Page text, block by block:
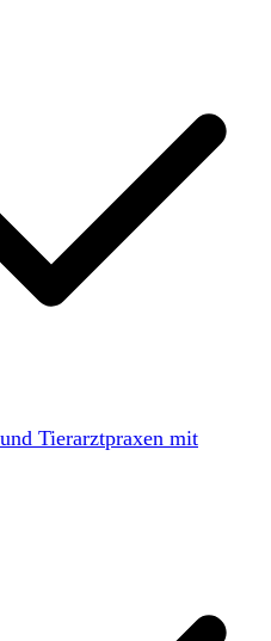
Tierarztpraxen mit